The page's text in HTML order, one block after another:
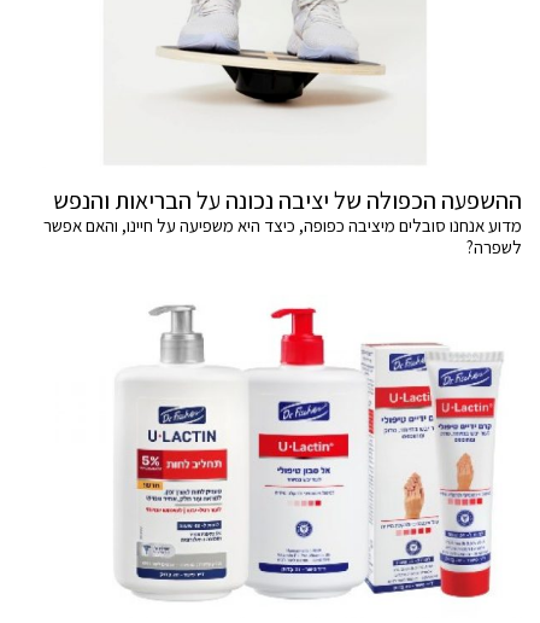
ההשפעה הכפולה של יציבה נכונה על הבריאות והנפש
מדוע אנחנו סובלים מיציבה כפופה, כיצד היא משפיעה על חיינו, והאם אפשר
לשפרה?